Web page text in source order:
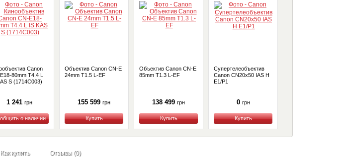
Canon
80mm T4.4 L
S (1714C003)
1 241 грн
Купить
Объектив Canon CN-E
24mm T1.5 L-EF
155 599 грн
Купить
Объектив Canon CN-E
85mm T1.3 L-EF
138 499 грн
Купить
Супертелеобъектив
Canon CN20x50 IAS H
E1/P1
0 грн
Купить
Как купить Отзывы (0)